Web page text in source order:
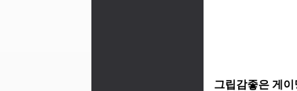
그립감좋은 게